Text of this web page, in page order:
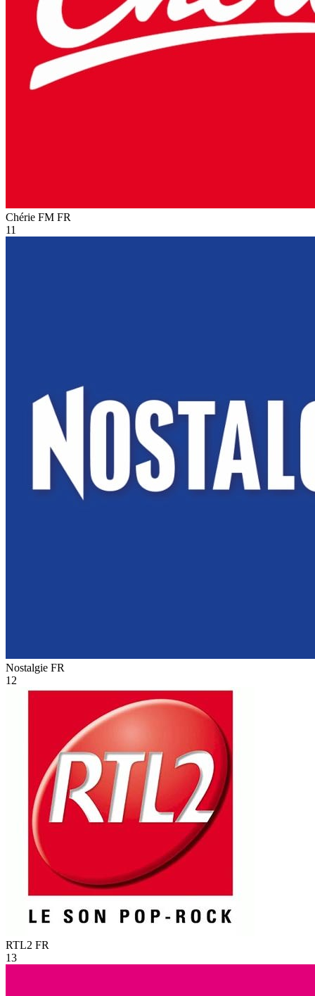
Chérie FM FR
11
Nostalgie FR
12
RTL2 FR
13